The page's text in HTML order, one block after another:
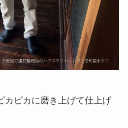
カピカに磨き上げて仕上げ